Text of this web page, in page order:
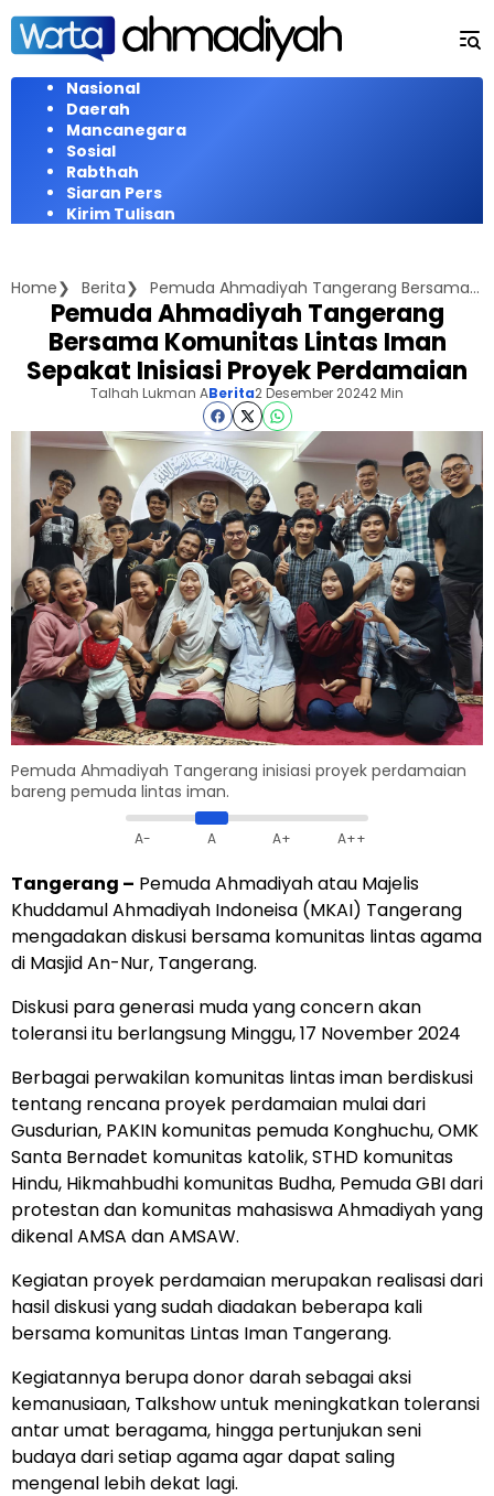
Langsung
konten
Nasional
Daerah
Mancanegara
Sosial
Rabthah
Siaran Pers
Kirim Tulisan
Home Berita Pemuda Ahmadiyah Tangerang Bersama Komunitas Lintas Iman Sepakat Inisiasi Proyek Perdamaian
Pemuda Ahmadiyah Tangerang
Bersama Komunitas Lintas Iman
Sepakat Inisiasi Proyek Perdamaian
Talhah Lukman ABerita2 Desember 20242 Min
Pemuda Ahmadiyah Tangerang inisiasi proyek perdamaian
bareng pemuda lintas iman.
A- A A+ A++
Tangerang – Pemuda Ahmadiyah atau Majelis
KhuddamulAhmadiyah Indoneisa (MKAI) Tangerang
mengadakan diskusi bersama komunitas lintas agama
di Masjid An-Nur, Tangerang.
Diskusi para generasi muda yang concern akan
toleransi itu berlangsung Minggu, 17 November 2024
Berbagai perwakilan komunitas lintas iman berdiskusi
tentang rencana proyek perdamaian mulai dari
Gusdurian, PAKIN komunitas pemuda Konghuchu, OMK
Santa Bernadet komunitas katolik, STHD komunitas
Hindu, Hikmahbudhi komunitas Budha, Pemuda GBI dari
protestan dan komunitas mahasiswa Ahmadiyah yang
dikenal AMSA dan AMSAW.
Kegiatan proyek perdamaian merupakan realisasi dari
hasil diskusi yang sudah diadakan beberapa kali
bersama komunitas Lintas Iman Tangerang.
Kegiatannya berupa donor darah sebagai aksi
kemanusiaan, Talkshow untuk meningkatkan toleransi
antar umat beragama, hingga pertunjukan seni
budaya dari setiap agama agar dapat saling
mengenal lebih dekat lagi.